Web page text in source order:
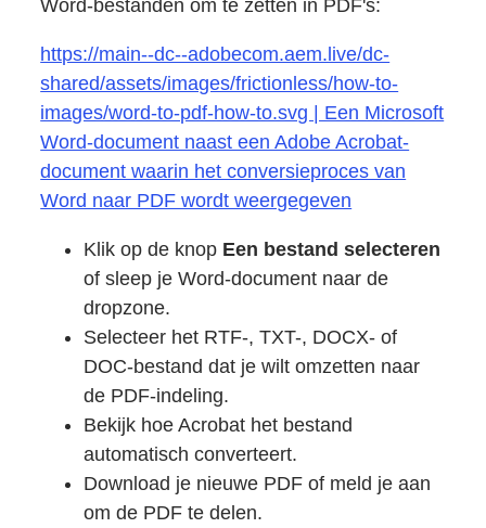
Word-bestanden om te zetten in PDF's:
https://main--dc--adobecom.aem.live/dc-
shared/assets/images/frictionless/how-to-
images/word-to-pdf-how-to.svg | Een Microsoft
Word-document naast een Adobe Acrobat-
document waarin het conversieproces van
Word naar PDF wordt weergegeven
Klik op de knop Een bestand selecteren
of sleep je Word-document naar de
dropzone.
Selecteer het RTF-, TXT-, DOCX- of
DOC-bestand dat je wilt omzetten naar
de PDF-indeling.
Bekijk hoe Acrobat het bestand
automatisch converteert.
Download je nieuwe PDF of meld je aan
om de PDF te delen.